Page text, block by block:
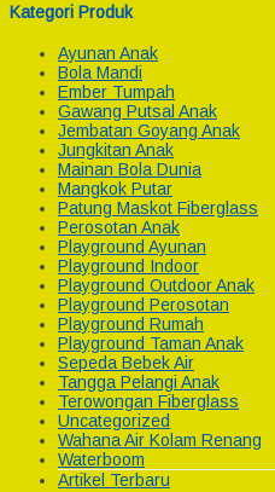
Kategori Produk
Ayunan Anak
Bola Mandi
Ember Tumpah
Gawang Putsal Anak
Jembatan Goyang Anak
Jungkitan Anak
Mainan Bola Dunia
Mangkok Putar
Patung Maskot Fiberglass
Perosotan Anak
Playground Ayunan
Playground Indoor
Playground Outdoor Anak
Playground Perosotan
Playground Rumah
Playground Taman Anak
Sepeda Bebek Air
Tangga Pelangi Anak
Terowongan Fiberglass
Uncategorized
Wahana Air Kolam Renang
Waterboom
Artikel Terbaru